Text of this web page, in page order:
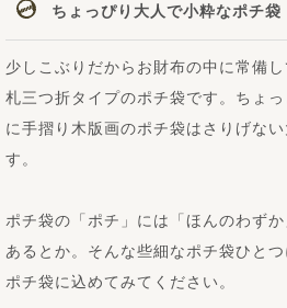
ちょっぴり大人で小粋なポチ袋
少しこぶりだからお財布の中に常備
札三つ折タイプのポチ袋です。ちょ
に手摺り木版画のポチ袋はさりげな
す。
ポチ袋の「ポチ」には「ほんのわず
あるとか。そんな些細なポチ袋ひと
ポチ袋に込めてみてください。